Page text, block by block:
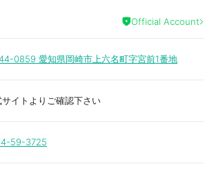
i
t
a
Official Account
0859 愛知県岡崎市上六名町字宮前1番地
サイトよりご確認下さい
59-3725